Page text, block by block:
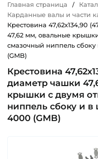
Главная страница /
Карданные валы и части
Крестовина 47,62х134,90
47,62 мм, овальные
смазочный ниппель
(GMB)
Крестовина
диаметр чашки
крышки с двумя
ниппель сбоку и в
4000 (GMB)